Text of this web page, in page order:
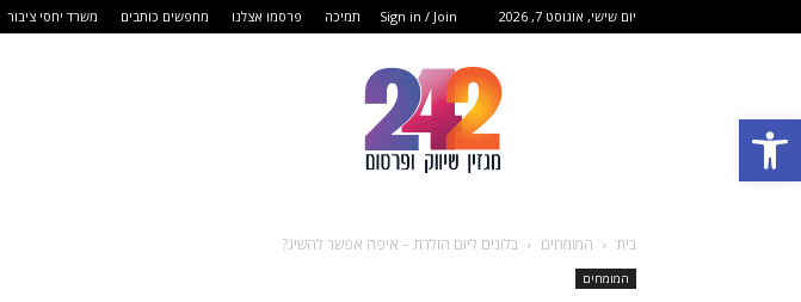
פתח סרגל נגישות
יום שישי, אוגוסט 7, 2026 Sign in / Join תמיכה פרסמו אצלנו מחפשים כותבים משרד יחסי ציבור
בית המומחים בלונים ליום הולדת – איפה אפשר להשיג?
המומחים